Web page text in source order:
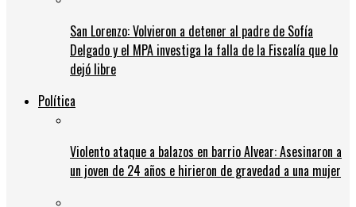
San Lorenzo: Volvieron a detener al padre de Sofía
Delgado y el MPA investiga la falla de la Fiscalía que lo
dejó libre
Política
Violento ataque a balazos en barrio Alvear: Asesinaron a
un joven de 24 años e hirieron de gravedad a una mujer